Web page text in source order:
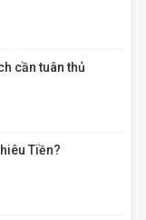
cần tuân thủ
Tiền?